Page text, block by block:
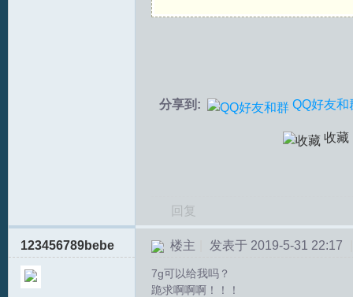
分享到: QQ好友和
收藏
回复
123456789bebe 楼主 发表于 2019-5-31 22:17
7g可以给我吗？
跪求啊啊啊！！！